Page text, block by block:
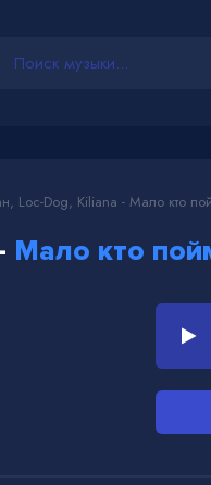
Loc-Dog, Kiliana - Мало кто
Мало кто